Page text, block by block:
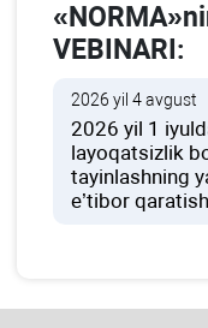
VEBINARI:
2026 yil 4 avgust
2026 yil 1
layoqatsizlik
tayinlashning
e’tibor